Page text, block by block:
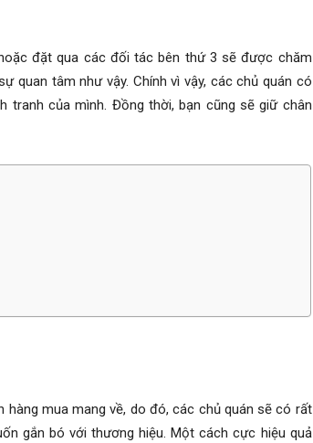
đặt qua các đối tác bên thứ 3 sẽ được chăm
quan tâm như vậy. Chính vì vậy, các chủ quán có
tranh của mình. Đồng thời, bạn cũng sẽ giữ chân
mua mang về, do đó, các chủ quán sẽ có rất
gắn bó với thương hiệu. Một cách cực hiệu quả